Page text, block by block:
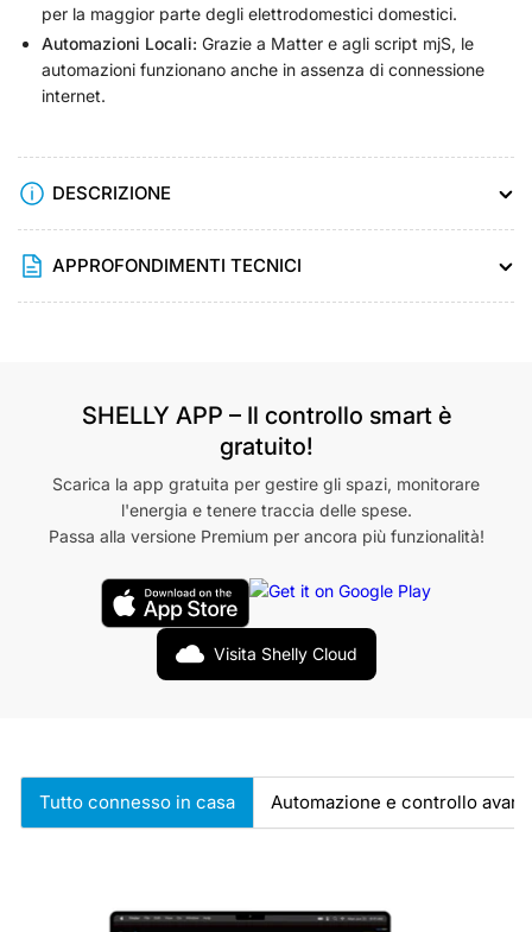
per la maggior parte degli elettrodomestici domestici.
Automazioni Locali: Grazie a Matter e agli script mjS, le
automazioni funzionano anche in assenza di connessione
internet.
DESCRIZIONE
APPROFONDIMENTI TECNICI
SHELLY APP – Il controllo smart è
gratuito!
Scarica la app gratuita per gestire gli spazi, monitorare
l'energia e tenere traccia delle spese.
Passa alla versione Premium per ancora più funzionalità!
Visita Shelly Cloud
Tutto connesso in casa Automazione e controllo